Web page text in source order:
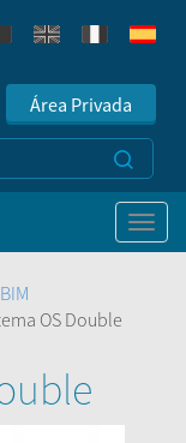
Área Privada
OS Double